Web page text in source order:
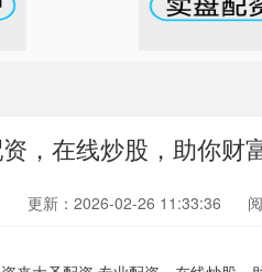
，在线炒股，助你财
更新：2026-02-26 11:33:36